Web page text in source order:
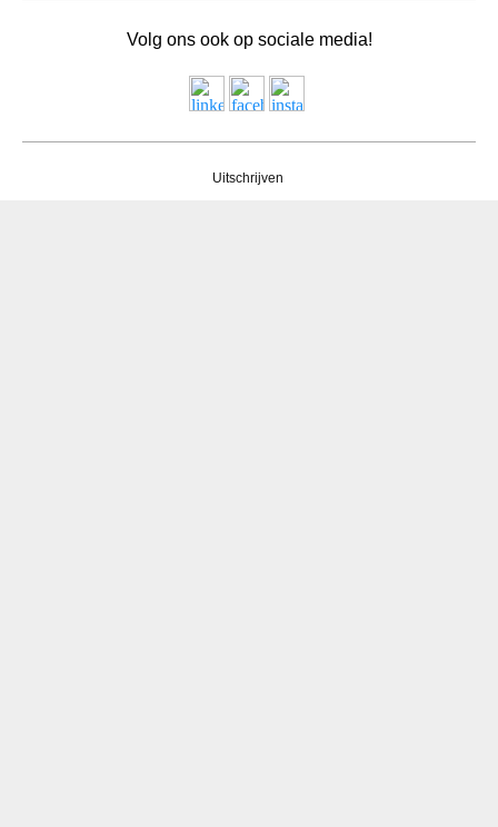
Volg ons ook op sociale media!
Uitschrijven